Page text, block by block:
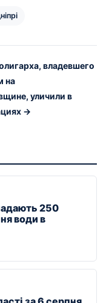
владевшего
на
уличили в
→
250
води в